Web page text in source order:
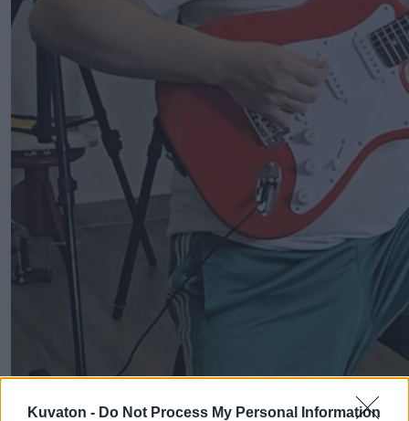
Kuvaton - Do Not Process My Personal Information